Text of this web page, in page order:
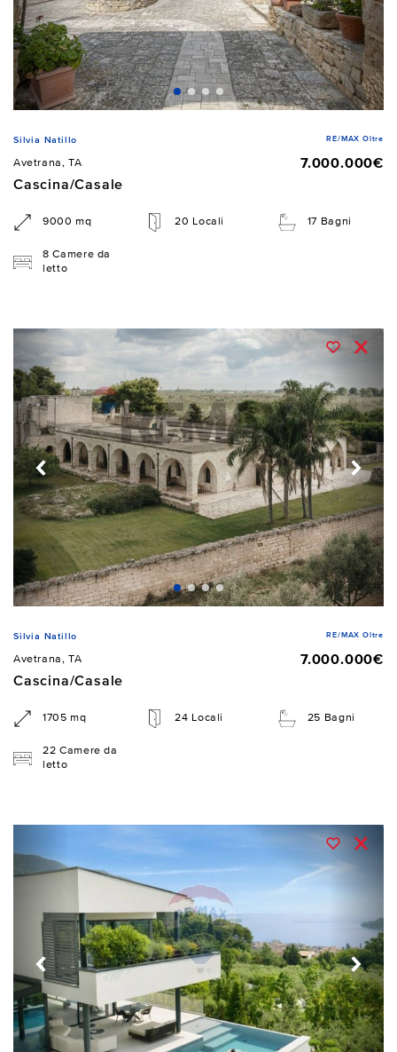
Silvia Natillo RE/MAX Oltre
Avetrana, TA
7.000.000€
Cascina/Casale
9000 mq 20 Locali 17 Bagni
8 Camere da
letto
Silvia Natillo RE/MAX Oltre
Avetrana, TA
7.000.000€
Cascina/Casale
1705 mq 24 Locali 25 Bagni
22 Camere da
letto